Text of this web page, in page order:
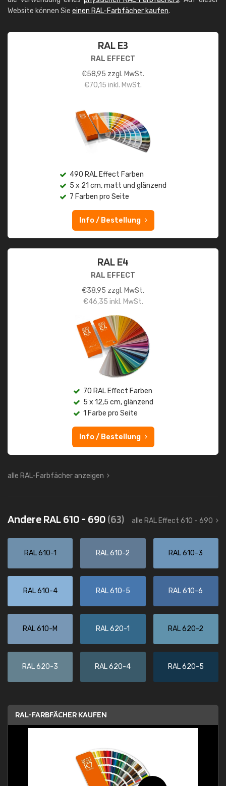
Website können Sie einen RAL-Farbfächer kaufen.
RAL E3
RAL EFFECT
€58,95 zzgl. MwSt.
€70,15 inkl. MwSt.
490 RAL Effect Farben
5 x 21 cm, matt und glänzend
7 Farben pro Seite
Info / Bestellung
RAL E4
RAL EFFECT
€38,95 zzgl. MwSt.
€46,35 inkl. MwSt.
70 RAL Effect Farben
5 x 12,5 cm, glänzend
1 Farbe pro Seite
Info / Bestellung
alle RAL-Farbfächer anzeigen
Andere RAL 610 - 690(63) alle RAL Effect 610 - 690
RAL 610-1 RAL 610-2 RAL 610-3
RAL 610-4 RAL 610-5 RAL 610-6
RAL 610-M RAL 620-1 RAL 620-2
RAL 620-3 RAL 620-4 RAL 620-5
RAL-FARBFÄCHER KAUFEN